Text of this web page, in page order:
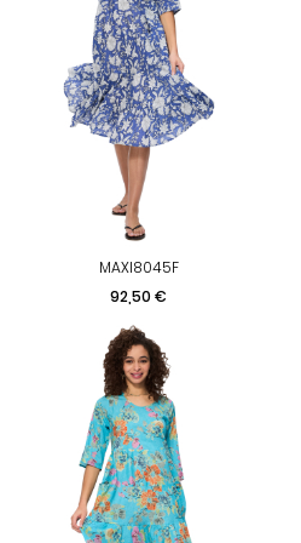
MAXI8045F
Prix
92,50 €